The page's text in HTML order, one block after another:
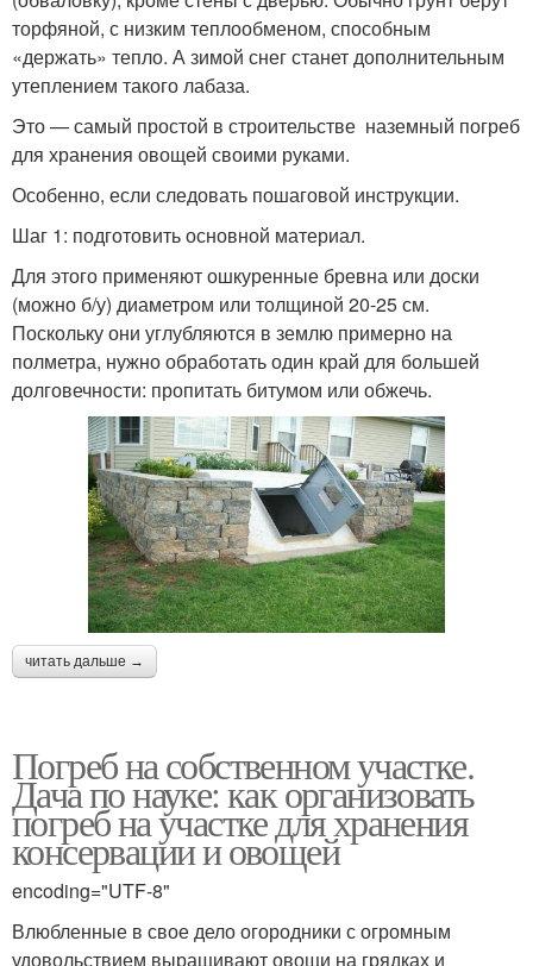
торфяной, с низким теплообменом, способным
«держать» тепло. А зимой снег станет дополнительным
утеплением такого лабаза.
Это — самый простой в строительстве наземный погреб
для хранения овощей своими руками.
Особенно, если следовать пошаговой инструкции.
Шаг 1: подготовить основной материал.
Для этого применяют ошкуренные бревна или доски
(можно б/у) диаметром или толщиной 20-25 см.
Поскольку они углубляются в землю примерно на
полметра, нужно обработать один край для большей
долговечности: пропитать битумом или обжечь.
читать дальше →
Погреб на собственном участке.
Дача по науке: как организовать
погреб на участке для хранения
консервации и овощей
encoding="UTF-8"
Влюбленные в свое дело огородники с огромным
удовольствием выращивают овощи на грядках и